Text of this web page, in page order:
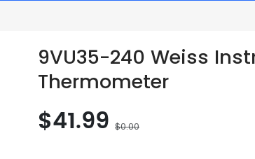
9VU35-240 Weiss
Thermometer
$41.99 $0.00